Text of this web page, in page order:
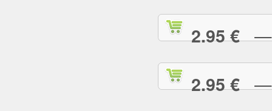
2.95 €—
2.95 €—